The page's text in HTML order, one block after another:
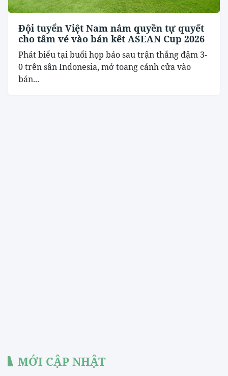
Đội tuyển Việt Nam nắm quyền tự quyết
cho tấm vé vào bán kết ASEAN Cup 2026
Phát biểu tại buổi họp báo sau trận thắng đậm 3-
0 trên sân Indonesia, mở toang cánh cửa vào
bán...
MỚI CẬP NHẬT